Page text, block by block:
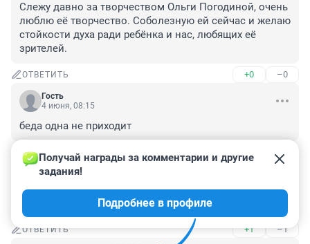
Слежу давно за творчеством Ольги Погодиной, очень
люблю её творчество. Соболезную ей сейчас и желаю
стойкости духа ради ребёнка и нас, любящих её
зрителей.
ОТВЕТИТЬ +0 –0
Гость
4 июня, 08:15
беда одна не приходит
ОТВЕТИТЬ –0
Гость
ну все старые помирают и чо теперь то ?
ОТВЕТИТЬ +1 –1
Получай награды за комментарии и другие
задания!
Подробнее в профиле